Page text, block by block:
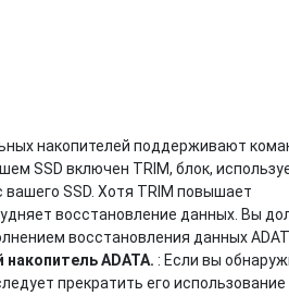
накопителей поддерживают
SSD включен TRIM, блок,
SSD. Хотя TRIM повышает
восстановление данных. Вы
восстановления данных
ADATA. : Если вы
прекратить его использование